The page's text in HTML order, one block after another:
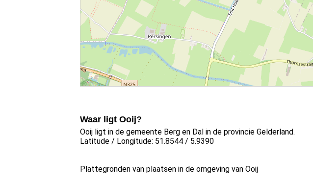
Waar ligt Ooij?
Ooij ligt in de gemeente Berg en Dal in de provincie Gelderland.
Latitude / Longitude: 51.8544 / 5.9390
Plattegronden van plaatsen in de omgeving van Ooij